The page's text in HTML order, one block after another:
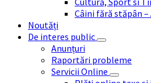
Câini fără stăpân –
Noutăți
De interes public
Anunțuri
Raportări probleme
Servicii Online